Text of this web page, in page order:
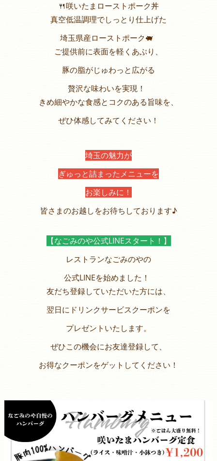
🍴咲いたまローストポーク丼
真空低温調理でしっとり仕上げた
埼玉県産ローストポーク🐖
ご提供前に表面を軽くあぶり、
豚の脂がじゅわっと広がる
贅沢な味わいを実現！
きめ細やかな食感とコクのある旨味を、
ぜひ体感してみてください！
埼玉の魅力が
ぎゅっと詰まったメニューを
お楽しみに！
皆さまのお越しをお待ちしております♪
【なごみのや公式LINEスタート！】
レストランなごみのやの
公式LINEを始めました！
友だち登録していただいた方には、
翌日にドリンクサービスクーポンを
プレゼントいたします。
ぜひこの機会にお友達登録して、
お得なクーポンをゲットしてください！